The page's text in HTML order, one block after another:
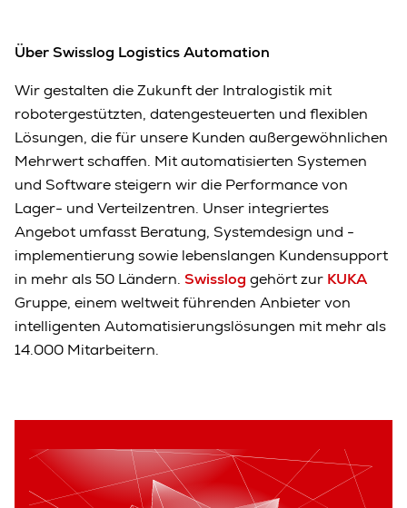
Über Swisslog Logistics Automation
Wir gestalten die Zukunft der Intralogistik mit
robotergestützten, datengesteuerten und flexiblen
Lösungen, die für unsere Kunden außergewöhnlichen
Mehrwert schaffen. Mit automatisierten Systemen
und Software steigern wir die Performance von
Lager- und Verteilzentren. Unser integriertes
Angebot umfasst Beratung, Systemdesign und -
implementierung sowie lebenslangen Kundensupport
in mehr als 50 Ländern. Swisslog gehört zur KUKA
Gruppe, einem weltweit führenden Anbieter von
intelligenten Automatisierungslösungen mit mehr als
14.000 Mitarbeitern.